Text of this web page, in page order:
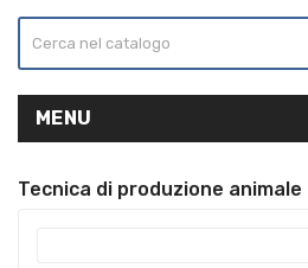
MENU
Tecnica di produzione animale